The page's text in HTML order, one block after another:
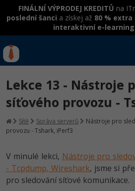
FINÁLNÍ VÝPRODEJ KREDITŮ na
poslední šanci a získej až 80 % extra
interaktivní e-learning
Rekvalifikace a kurzy
hrazené úřadem práce
Workshopy zdarma
Datová analýza v praxi
Školení
Základy programování
Školení dle technologií
Kurzy IT profesí
Junior programátor
Programátor WWW
Senior programátor
Jak začít?
Java -80%
Kurzy e-commerce
Přihlásit se |Registrovat
Lekce 13 - Nástroje
síťového provozu -
Sítě Správa serverů
Nástroje pro
provozu - Tshark, iPerf3
V minulé lekci, Nástroje pro
- Tcpdump, Wireshark, jsme si
pro sledování síťové komunikace.